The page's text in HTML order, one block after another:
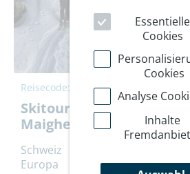
Reisecode: 9SRMAI
Skitourentage rund um
Maighelshütte
Schweiz
Europa
Essentielle
Cookies
Cookies
Analyse
Inhalte